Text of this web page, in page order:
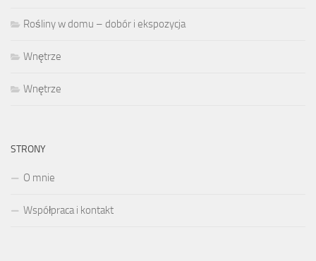
Rośliny w domu – dobór i ekspozycja
Wnętrze
Wnętrze
STRONY
O mnie
Współpraca i kontakt